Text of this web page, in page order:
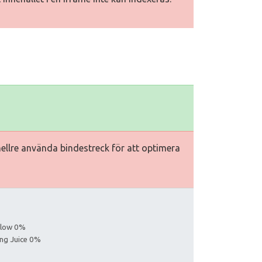
använda bindestreck för att optimera
0%
Juice 0%